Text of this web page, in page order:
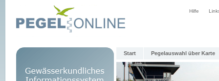
Hilfe
Start Pegelauswahl über Karte